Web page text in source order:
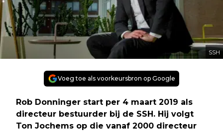
SSH
Voeg toe als voorkeursbron op Google
Rob Donninger start per 4 maart 2019 als
directeur bestuurder bij de SSH. Hij volgt
Ton Jochems op die vanaf 2000 directeur